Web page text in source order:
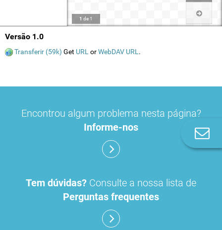
1 de 1
Versão 1.0
Transferir (59k) Get URL orWebDAV URL .
Encontrou algum problema nesta página?
Informe-nos
Tem dúvidas? Consulte a nossa lista de
Perguntas frequentes